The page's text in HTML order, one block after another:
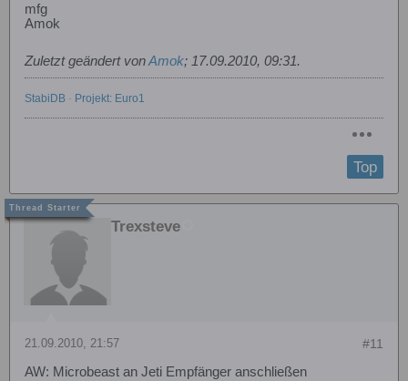
mfg
Amok
Zuletzt geändert vonAmok; 17.09.2010, 09:31.
StabiDB - Projekt: Euro1
Top
Trexsteve
#11
21.09.2010, 21:57
AW: Microbeast an Jeti Empfänger anschließen